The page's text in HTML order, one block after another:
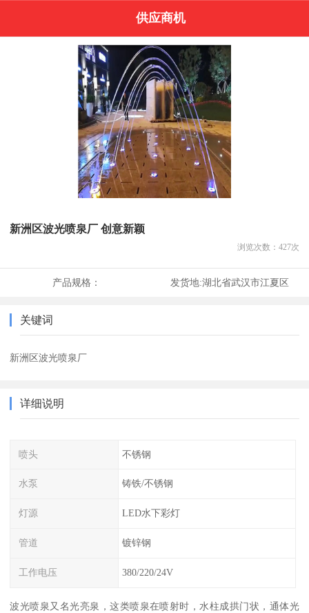
供应商机
新洲区波光喷泉厂 创意新颖
浏览次数： 427次
产品规格： 发货地:湖北省武汉市江夏区
关键词
新洲区波光喷泉厂
详细说明
喷头 不锈钢
水泵 铸铁/不锈钢
灯源 LED水下彩灯
管道 镀锌钢
工作电压 380/220/24V
波光喷泉又名光亮泉，这类喷泉在喷射时，水柱成拱门状，通体光